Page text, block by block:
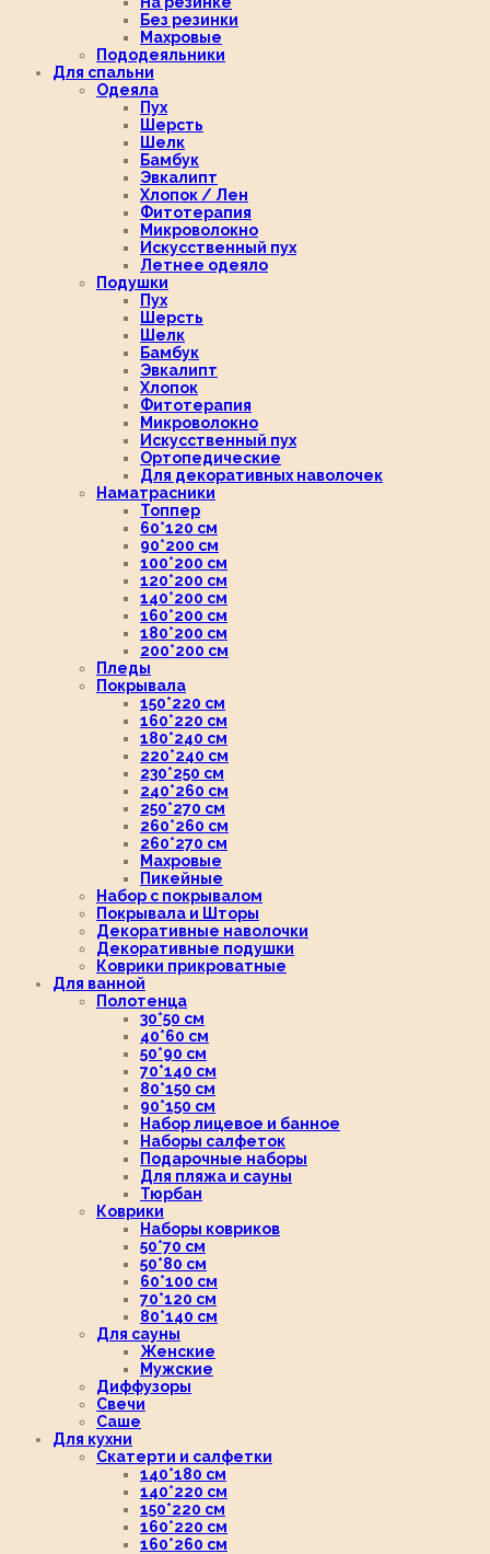
Без резинки
Махровые
Пододеяльники
Для спальни
Одеяла
Пух
Шерсть
Шелк
Бамбук
Эвкалипт
Хлопок / Лен
Фитотерапия
Микроволокно
Искусственный пух
Летнее одеяло
Подушки
Пух
Шерсть
Шелк
Бамбук
Эвкалипт
Хлопок
Фитотерапия
Микроволокно
Искусственный пух
Ортопедические
Для декоративных наволочек
Наматрасники
Топпер
60*120 см
90*200 см
100*200 см
120*200 см
140*200 см
160*200 см
180*200 см
200*200 см
Пледы
Покрывала
150*220 см
160*220 см
180*240 см
220*240 см
230*250 см
240*260 см
250*270 см
260*260 см
260*270 см
Махровые
Пикейные
Набор с покрывалом
Покрывала и Шторы
Декоративные наволочки
Декоративные подушки
Коврики прикроватные
Для ванной
Полотенца
30*50 см
40*60 см
50*90 см
70*140 см
80*150 см
90*150 см
Набор лицевое и банное
Наборы салфеток
Подарочные наборы
Для пляжа и сауны
Тюрбан
Коврики
Наборы ковриков
50*70 см
50*80 см
60*100 см
70*120 см
80*140 см
Для сауны
Женские
Мужские
Диффузоры
Свечи
Саше
Для кухни
Скатерти и салфетки
140*180 см
140*220 см
150*220 см
160*220 см
160*260 см